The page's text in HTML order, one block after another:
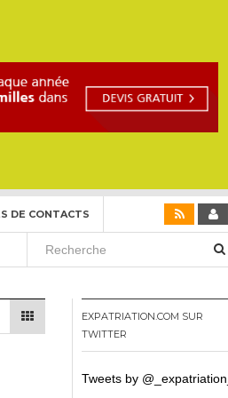
DE CONTACTS
EXPATRIATION.COM SUR
TWITTER
Tweets by @_expatriation_